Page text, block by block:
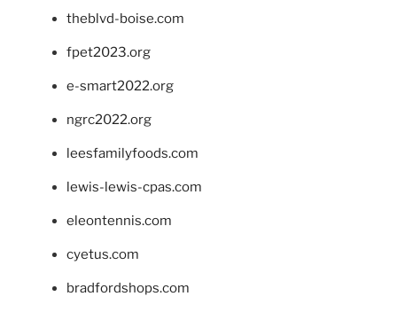
theblvd-boise.com
fpet2023.org
e-smart2022.org
ngrc2022.org
leesfamilyfoods.com
lewis-lewis-cpas.com
eleontennis.com
cyetus.com
bradfordshops.com